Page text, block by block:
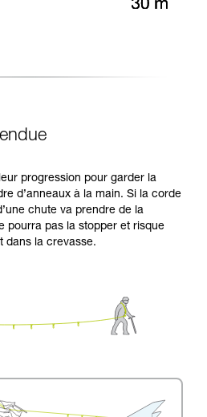
progression pour garder la
d’anneaux à la main. Si la corde
chute va prendre de la
pourra pas la stopper et risque
dans la crevasse.